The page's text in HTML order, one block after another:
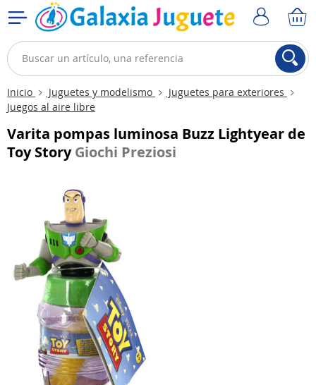
Inicio Juguetes y modelismo
Juguetes para exteriores
Juegos al aire libre
Varita pompas luminosa Buzz Lightyear de
Toy StoryGiochi Preziosi